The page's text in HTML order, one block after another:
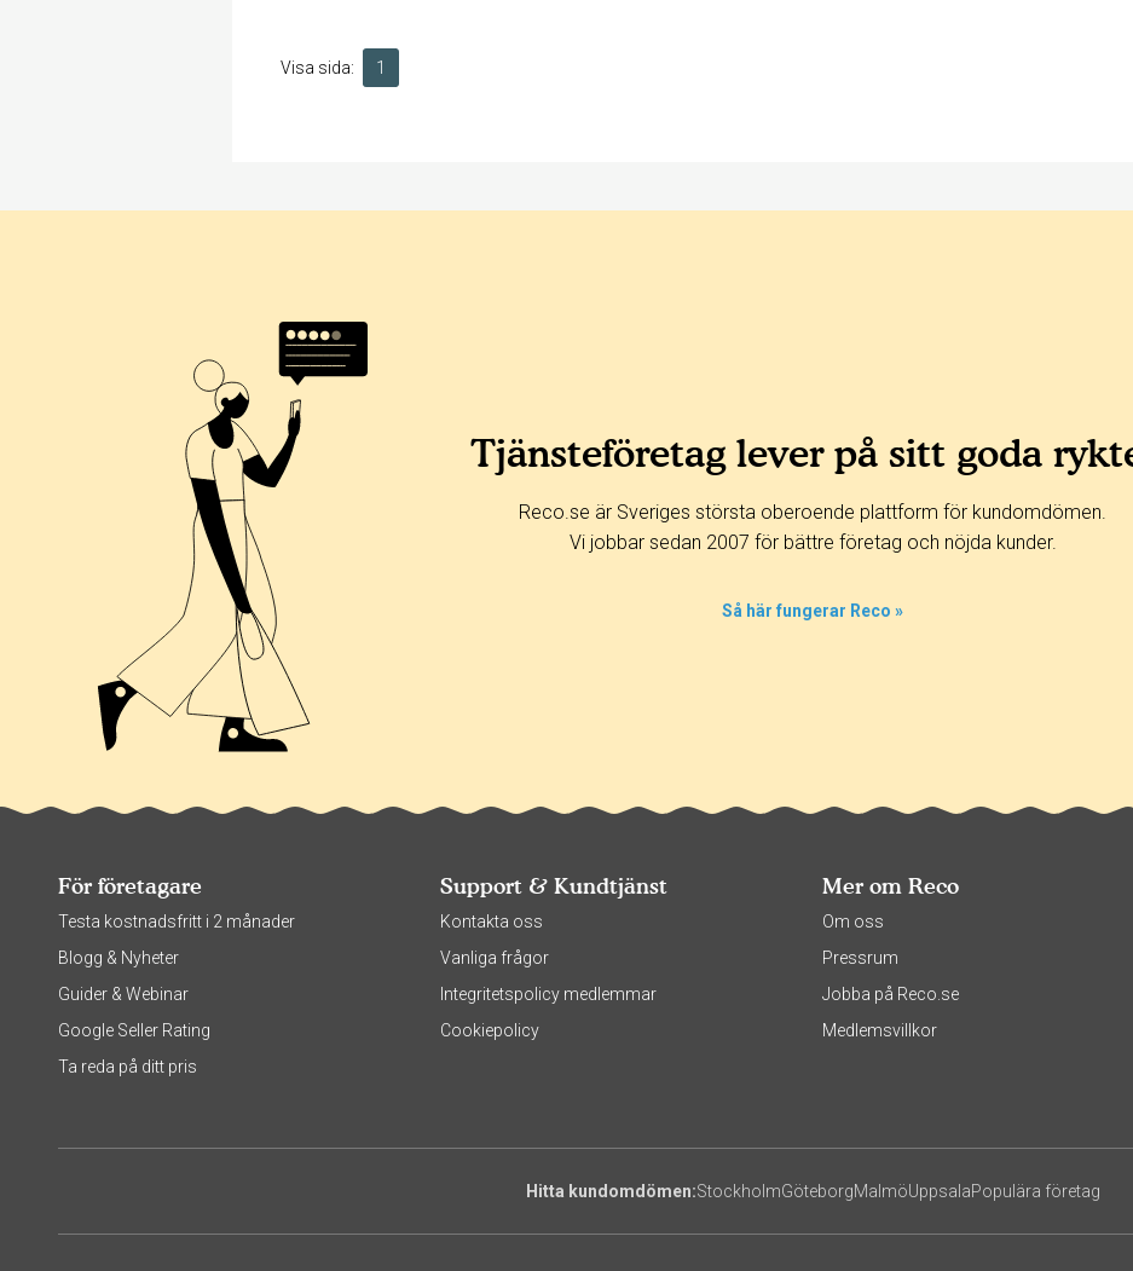
Visa sida: 1
Tjänsteföretag lever på sitt goda
Reco.se är Sveriges största oberoende plattform för kundomdömen.
Vi jobbar sedan 2007 för bättre företag och nöjda kunder.
Så här fungerar Reco »
För företagare
Testa kostnadsfritt i 2 månader
Blogg & Nyheter
Guider & Webinar
Google Seller Rating
Ta reda på ditt pris
Support & Kundtjänst
Kontakta oss
Vanliga frågor
Integritetspolicy medlemmar
Cookiepolicy
Mer om Reco
Om oss
Pressrum
Jobba på Reco.se
Medlemsvillkor
Hitta kundomdömen:StockholmGöteborgMalmöUppsalaPopulära företag